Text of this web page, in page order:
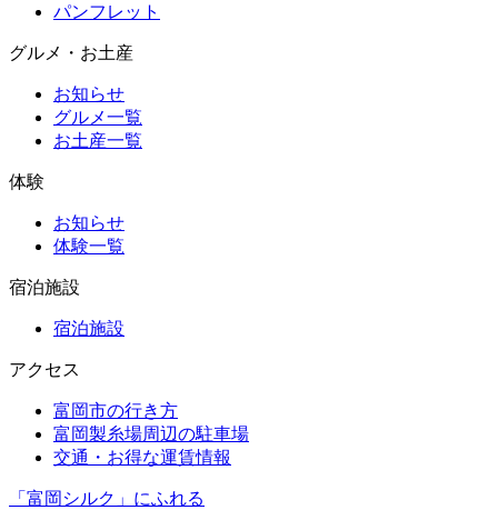
パンフレット
グルメ・お土産
お知らせ
グルメ一覧
お土産一覧
体験
お知らせ
体験一覧
宿泊施設
宿泊施設
アクセス
富岡市の行き方
富岡製糸場周辺の駐車場
交通・お得な運賃情報
「富岡シルク」にふれる